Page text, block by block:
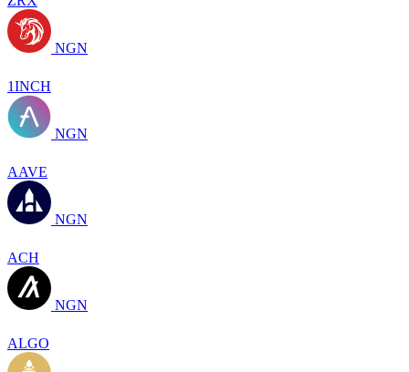
NGN
1INCH
NGN
AAVE
NGN
ACH
NGN
ALGO